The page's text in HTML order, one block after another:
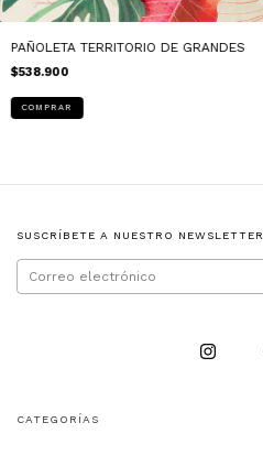
PAÑOLETA TERRITORIO DE GRANDES
$538.900
SUSCRÍBETE A NUESTRO NEWSLETTER
CATEGORÍAS